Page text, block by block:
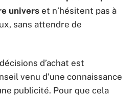
univers et n’hésitent pas à
sans attendre de
d’achat est
venu d’une connaissance
publicité. Pour que cela